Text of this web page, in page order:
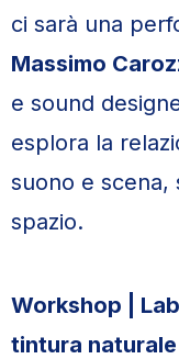
ci sarà una
Massimo
e sound
esplora la
suono e
spazio.
Workshop |
tintura